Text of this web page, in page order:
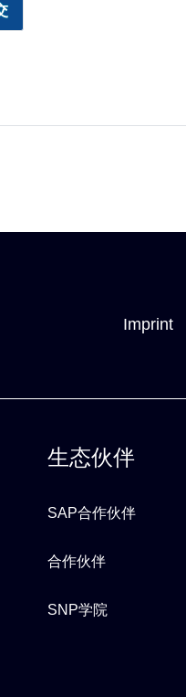
Imprint
生态伙伴
SAP合作伙伴
合作伙伴
SNP学院